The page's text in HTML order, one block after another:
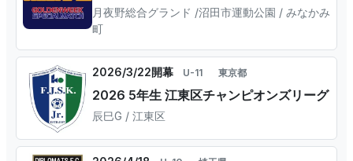
月夜野総合グランド /沼田市運動公園 / みなかみ
町
2026/3/22開幕 U-11 東京都
2026 5年生 江東区チャンピオンズリーグ
辰巳G / 江東区